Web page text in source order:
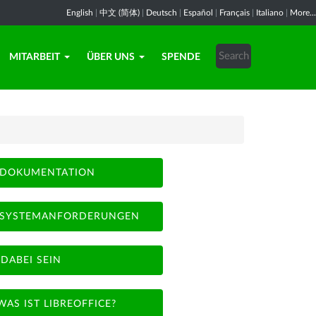
English 中文 (简体) Deutsch Español Français Italiano More...
MITARBEIT ÜBER UNS SPENDE
DOKUMENTATION
SYSTEMANFORDERUNGEN
DABEI SEIN
IST LIBREOFFICE?